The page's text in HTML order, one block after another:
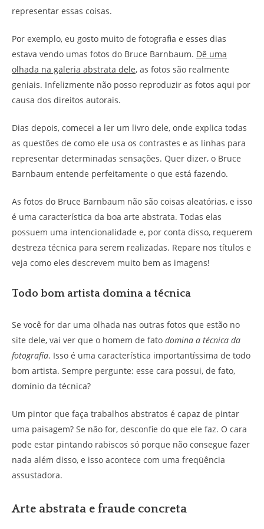
representar essas coisas.
Por exemplo, eu gosto muito de fotografia e esses dias
estava vendo umas fotos do Bruce Barnbaum. Dê uma
olhada na galeria abstrata dele, as fotos são realmente
geniais. Infelizmente não posso reproduzir as fotos aqui por
causa dos direitos autorais.
Dias depois, comecei a ler um livro dele, onde explica todas
as questões de como ele usa os contrastes e as linhas para
representar determinadas sensações. Quer dizer, o Bruce
Barnbaum entende perfeitamente o que está fazendo.
As fotos do Bruce Barnbaum não são coisas aleatórias, e isso
é uma característica da boa arte abstrata. Todas elas
possuem uma intencionalidade e, por conta disso, requerem
destreza técnica para serem realizadas. Repare nos títulos e
veja como eles descrevem muito bem as imagens!
Todo bom artista domina a técnica
Se você for dar uma olhada nas outras fotos que estão no
site dele, vai ver que o homem de fato domina a técnica da
fotografia. Isso é uma característica importantíssima de todo
bom artista. Sempre pergunte: esse cara possui, de fato,
domínio da técnica?
Um pintor que faça trabalhos abstratos é capaz de pintar
uma paisagem? Se não for, desconfie do que ele faz. O cara
pode estar pintando rabiscos só porque não consegue fazer
nada além disso, e isso acontece com uma freqüência
assustadora.
Arte abstrata e fraude concreta